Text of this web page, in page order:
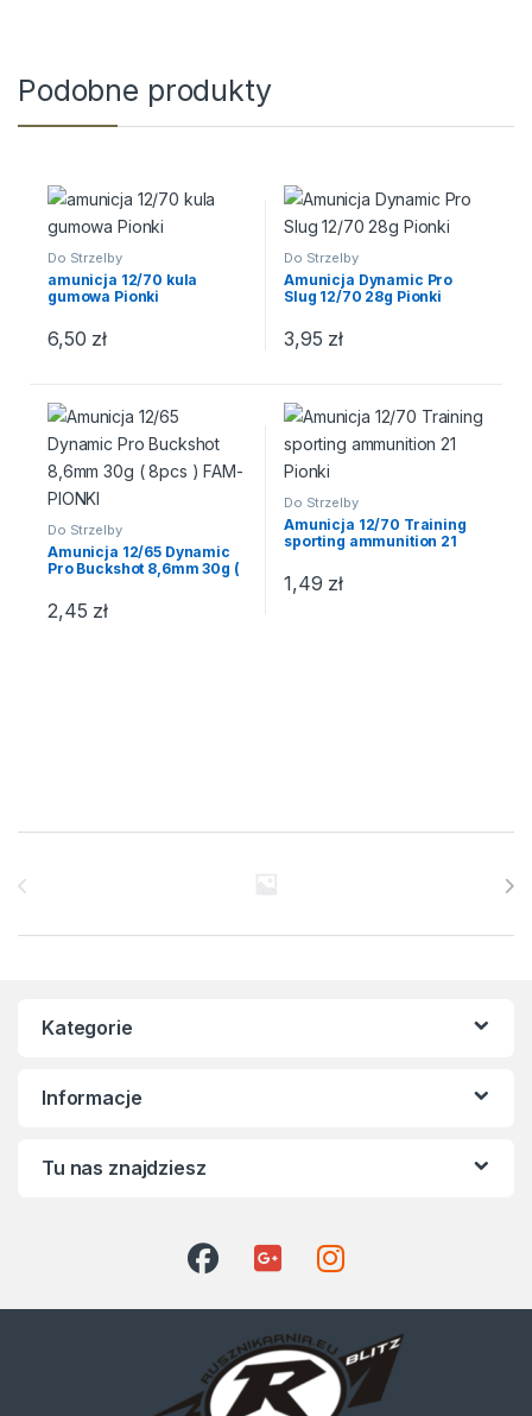
Podobne produkty
Do Strzelby
amunicja 12/70 kula
gumowa Pionki
6,50 zł
Do Strzelby
Amunicja Dynamic Pro
Slug 12/70 28g Pionki
3,95 zł
Do Strzelby
Amunicja 12/65 Dynamic
Pro Buckshot 8,6mm 30g (
2,45 zł
Do Strzelby
Amunicja 12/70 Training
sporting ammunition 21
1,49 zł
Kategorie
Informacje
Tu nas znajdziesz